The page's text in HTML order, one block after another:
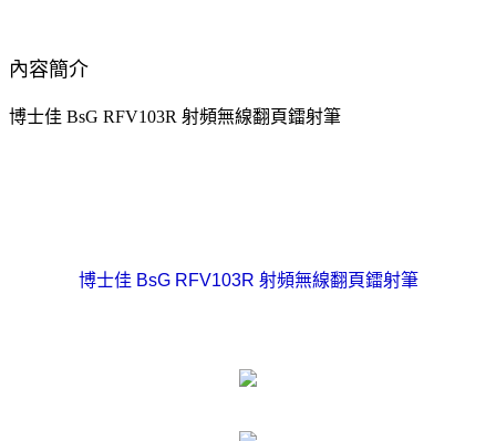
內容簡介
博士佳 BsG RFV103R 射頻無線翻頁鐳射筆
博士佳 BsG RFV103R 射頻無線翻頁鐳射筆